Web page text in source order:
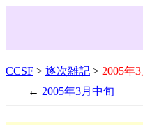
CCSF > 逐次雑記 > 2005年
2005年3月中旬